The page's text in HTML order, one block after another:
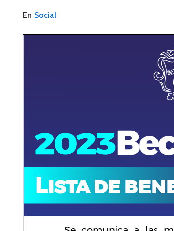
En Social
Convocatoria Becas
septiembre 8, 2025 00:00 -
septiembre 10, 2025 23:59